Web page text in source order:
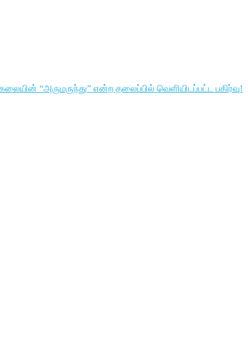
“அருமருந்து” என்ற தலைப்பில் வெளியிடப்பட்ட பகிர்வு!